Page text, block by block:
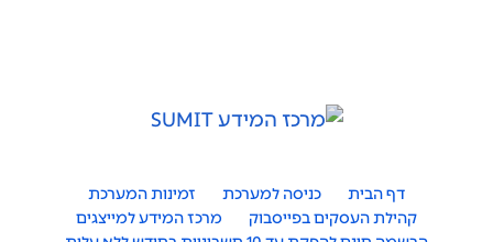
דף הבית כניסה למערכת
זמינות המערכת
קהילת העסקים בפייסבוק
מרכז המידע למייצגים